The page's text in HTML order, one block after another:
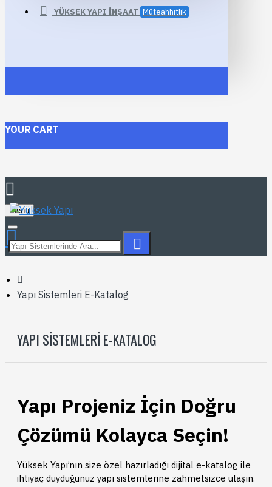
YÜKSEK YAPI İNŞAAT Müteahhitlik
YOUR CART
Menu
Yapı Sistemleri E-Katalog
YAPI SISTEMLERI E-KATALOG
Yapı Projeniz İçin Doğru
Çözümü Kolayca Seçin!
Yüksek Yapı’nın size özel hazırladığı dijital e-katalog ile
ihtiyaç duyduğunuz yapı sistemlerine zahmetsizce ulaşın.